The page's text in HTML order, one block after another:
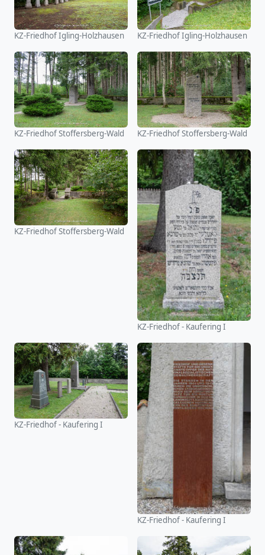
KZ-Friedhof Igling-Holzhausen KZ-Friedhof Igling-Holzhausen
KZ-Friedhof Stoffersberg-Wald KZ-Friedhof Stoffersberg-Wald
KZ-Friedhof Stoffersberg-Wald
KZ-Friedhof - Kaufering I
KZ-Friedhof - Kaufering I
KZ-Friedhof - Kaufering I